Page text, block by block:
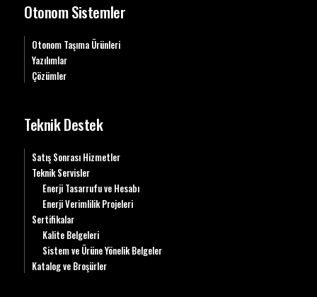
Otonom Sistemler
Otonom Taşıma Ürünleri
Yazılımlar
Çözümler
Teknik Destek
Satış Sonrası Hizmetler
Teknik Servisler
Enerji Tasarrufu ve Hesabı
Enerji Verimlilik Projeleri
Sertifikalar
Kalite Belgeleri
Sistem ve Ürüne Yönelik Belgeler
Katalog ve Broşürler